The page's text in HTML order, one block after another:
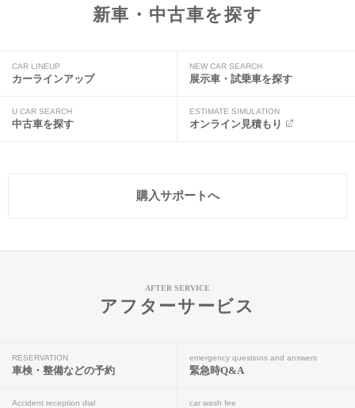
新車・中古車を探す
CAR LINEUP
カーラインアップ
NEW CAR SEARCH
展示車・試乗車を探す
U CAR SEARCH
中古車を探す
ESTIMATE SIMULATION
オンライン見積もり
購入サポートへ
AFTER SERVICE
アフターサービス
RESERVATION
車検・整備などの予約
emergency questions and answers
緊急時Q&A
Accident reception dial car wash fee